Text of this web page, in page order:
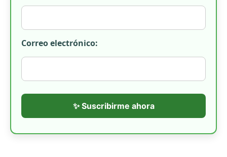
Correo electrónico:
✨ Suscribirme ahora